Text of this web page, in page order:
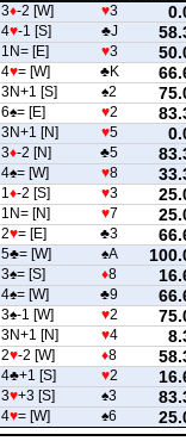
♥3
3♦-2 [W]
♣J
4♥-1 [S]
♥3
1N= [E]
♣K
4♥= [W]
♠2
3N+1 [S]
♥2
6♠= [E]
♥5
3N+1 [N]
♣5
3♦-2 [N]
♥8
4♠= [W]
♥3
1 ♦-2 [S]
♥7
1N= [N]
♣3
2♥= [E]
♠A
5♣= [W]
♦8
3♠= [S]
♣9
4♠= [W]
♥2
3♠-1 [W]
♥4
3N+1 [N]
♦8
2♥-2 [W]
♥2
4♣+1 [S]
♠3
3♥+3 [S]
♠6
4♥= [W]